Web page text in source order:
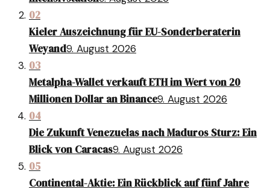
02
Kieler Auszeichnung für EU-Sonderberaterin
Weyand9. August 2026
03
Metalpha-Wallet verkauft ETH im Wert von 20
Millionen Dollar an Binance9. August 2026
04
Die Zukunft Venezuelas nach Maduros Sturz: Ein
Blick von Caracas9. August 2026
05
Continental-Aktie: Ein Rückblick auf fünf Jahre